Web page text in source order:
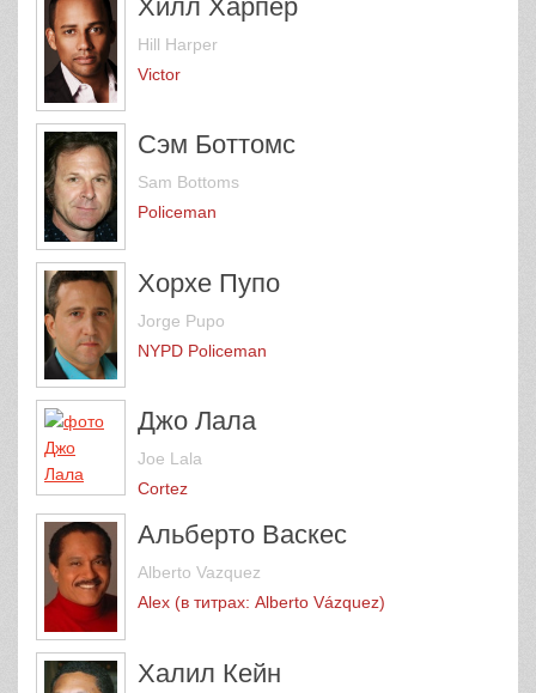
Хилл Харпер
Hill Harper
Victor
Сэм Боттомс
Sam Bottoms
Policeman
Хорхе Пупо
Jorge Pupo
NYPD Policeman
Джо Лала
Joe Lala
Cortez
Альберто Васкес
Alberto Vazquez
Alex (в титрах: Alberto Vázquez)
Халил Кейн